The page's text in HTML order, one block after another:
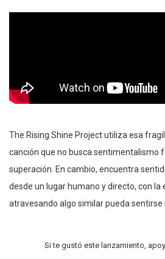
The Rising Shine Project utiliza esa
canción que no busca sentimentalismo
superación. En cambio, encuentra
desde un lugar humano y directo, con la
atravesando algo similar pueda sentirse
Si te gustó este lanzamiento,